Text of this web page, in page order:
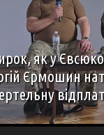
як у
Єрмошин
Сергій Єрмошин
а нині